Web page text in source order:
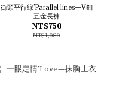
街頭平行線’Parallel lines—V釦
五金長褲
NT$750
NT$1,080